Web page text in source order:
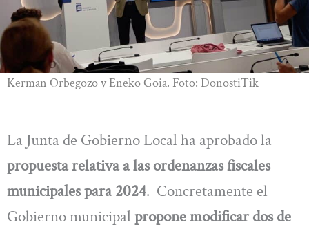
Kerman Orbegozo y Eneko Goia. Foto: DonostiTik
La Junta de Gobierno Local ha aprobado la
propuesta relativa a las ordenanzas fiscales
municipales para 2024. Concretamente el
Gobierno municipal propone modificar dos de